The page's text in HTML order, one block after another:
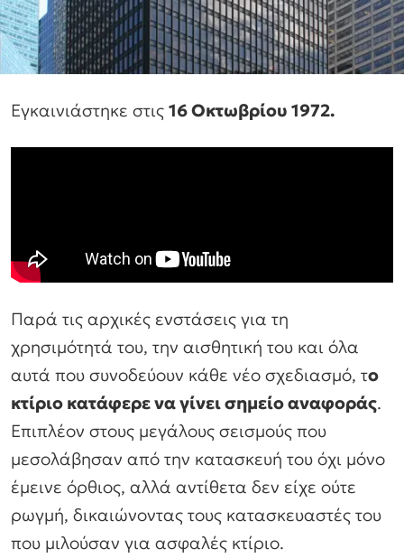
Εγκαινιάστηκε στις 16 Οκτωβρίου 1972.
Παρά τις αρχικές ενστάσεις για τη
χρησιμότητά του, την αισθητική του και όλα
αυτά που συνοδεύουν κάθε νέο σχεδιασμό, το
κτίριο κατάφερε να γίνει σημείο αναφοράς.
Επιπλέον στους μεγάλους σεισμούς που
μεσολάβησαν από την κατασκευή του όχι μόνο
έμεινε όρθιος, αλλά αντίθετα δεν είχε ούτε
ρωγμή, δικαιώνοντας τους κατασκευαστές του
που μιλούσαν για ασφαλές κτίριο.